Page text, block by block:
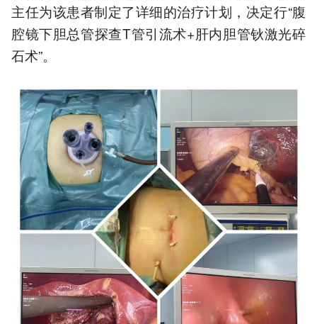
主任为该患者制定了详细的治疗计划，决定行“腹
腔镜下胆总管探查T管引流术+肝内胆管钬激光碎
石术”。